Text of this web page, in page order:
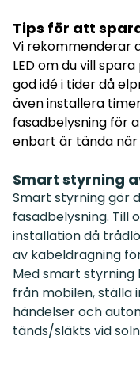
Tips för att
Vi rekommenderar
LED om du vill
god idé i tider då
även installera
fasadbelysning för
enbart är tända
Smart styrning
Smart styrning gör
fasadbelysning. Till
installation då
av kabeldragning
Med smart styrning
från mobilen, ställa
händelser och
tänds/släkts vid